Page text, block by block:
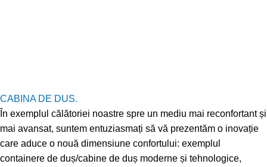
CABINA DE DUS.
În exemplul călătoriei noastre spre un mediu mai reconfortant și
mai avansat, suntem entuziasmați să vă prezentăm o inovație
care aduce o nouă dimensiune confortului: exemplul
containere de duș/cabine de duș moderne și tehnologice,